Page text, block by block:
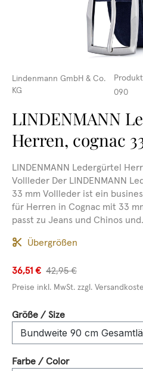
Lindenmann GmbH & Co.
KG
090
LINDENMANN
Herren, cognac
LINDENMANN Ledergürtel
Vollleder Der LINDENMANN
33 mm Vollleder ist ein
für Herren in Cognac mit 33
passt zu Jeans und Chinos
Übergrößen
36,51 € 42,95 €
Preise inkl. MwSt. zzgl.
Größe / Sizeauswählen
Farbe / Colorauswählen